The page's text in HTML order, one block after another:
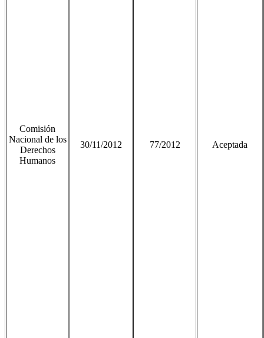
Comisión
Nacional de los
Derechos
Humanos
30/11/2012 77/2012 Aceptada